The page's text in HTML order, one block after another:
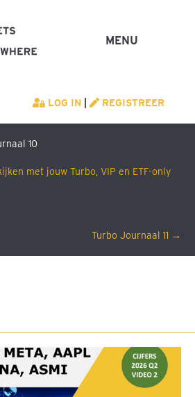
MENU
LOG IN REGISTREER
10
met jouw Turbo, VIP en ETF-only
Turbo Journaal 11 →